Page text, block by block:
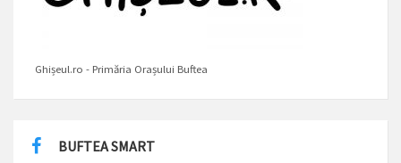
Ghișeul.ro - Primăria Orașului Buftea
BUFTEA SMART